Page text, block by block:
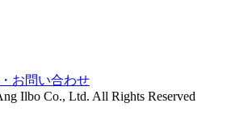
お問い合わせ
Ilbo Co., Ltd. All Rights Reserved